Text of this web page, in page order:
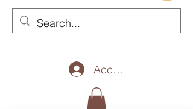
Accedi